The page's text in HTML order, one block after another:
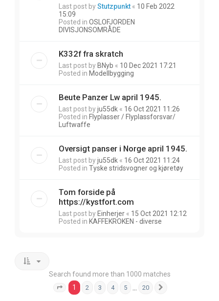
Last post byStutzpunkt « 10 Feb 2022
15:09
Posted in OSLOFJORDEN
DIVISJONSOMRÅDE
K332f fra skratch
Last post by BNyb « 10 Dec 2021 17:21
Posted in Modellbygging
Beute Panzer Lw april 1945.
Last post byju55dk « 16 Oct 2021 11:26
Posted in Flyplasser / Flyplassforsvar/
Luftwaffe
Oversigt panser i Norge april 1945.
Last post byju55dk « 16 Oct 2021 11:24
Posted in Tyske stridsvogner og kjøretøy
Tom forside på
https://kystfort.com
Last post by Einherjer « 15 Oct 2021 12:12
Posted in KAFFEKROKEN - diverse
Search found more than 1000 matches
Page 1 of 20
1 2 3 4 5 20